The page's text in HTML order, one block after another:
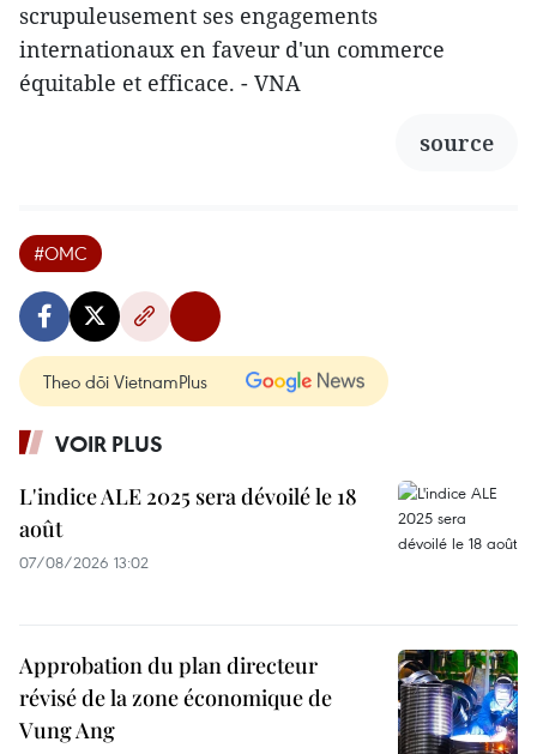
scrupuleusement ses engagements
internationaux en faveur d'un commerce
équitable et efficace. - VNA
source
#OMC
Theo dõi VietnamPlus
VOIR PLUS
L'indice ALE 2025 sera dévoilé le 18
août
07/08/2026 13:02
Approbation du plan directeur
révisé de la zone économique de
Vung Ang